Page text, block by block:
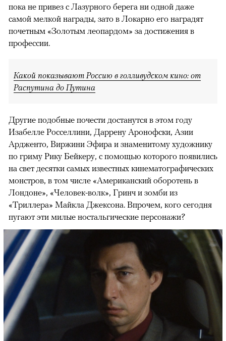
пока не привез с Лазурного берега ни одной даже
самой мелкой награды, зато в Локарно его наградят
почетным «Золотым леопардом» за достижения в
профессии.
Какой показывают Россию в голливудском кино: от
Распутина до Путина
Другие подобные почести достанутся в этом году
Изабелле Росселлини, Даррену Аронофски, Азии
Ардженто, Виржини Эфира и знаменитому художнику
по гриму Рику Бейкеру, с помощью которого появились
на свет десятки самых известных кинематографических
монстров, в том числе «Американский оборотень в
Лондоне», «Человек-волк», Гринч и зомби из
«Триллера» Майкла Джексона. Впрочем, кого сегодня
пугают эти милые ностальгические персонажи?